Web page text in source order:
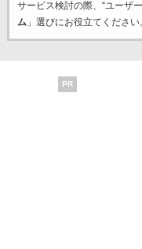
サービス検討の際、“ユーザ
ム」選びにお役立てください
PR